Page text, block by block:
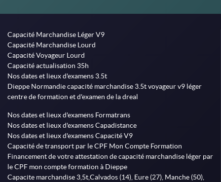
Capacité Marchandise Léger V9
Capacité Marchandise Lourd
Capacité Voyageur Lourd
Capacité actualisation 35h
Nos dates et lieux d'examens 3.5t
Dieppe Normandie capacité marchandise 3.5t voyageur v9 léger
centre de formation et d'examen de la dreal
Nos dates et lieux d'examens Formatrans
Nos dates et lieux d'examens Capadistance
Nos dates et lieux d'examens Capacité V9
Capacité de transport par le CPF Mon Compte Formation
Financement de votre attestation de capacité marchandise léger par
le CPF mon compte formation à Dieppe
Capacite marchandise 3,5t,Calvados (14), Eure (27), Manche (50),